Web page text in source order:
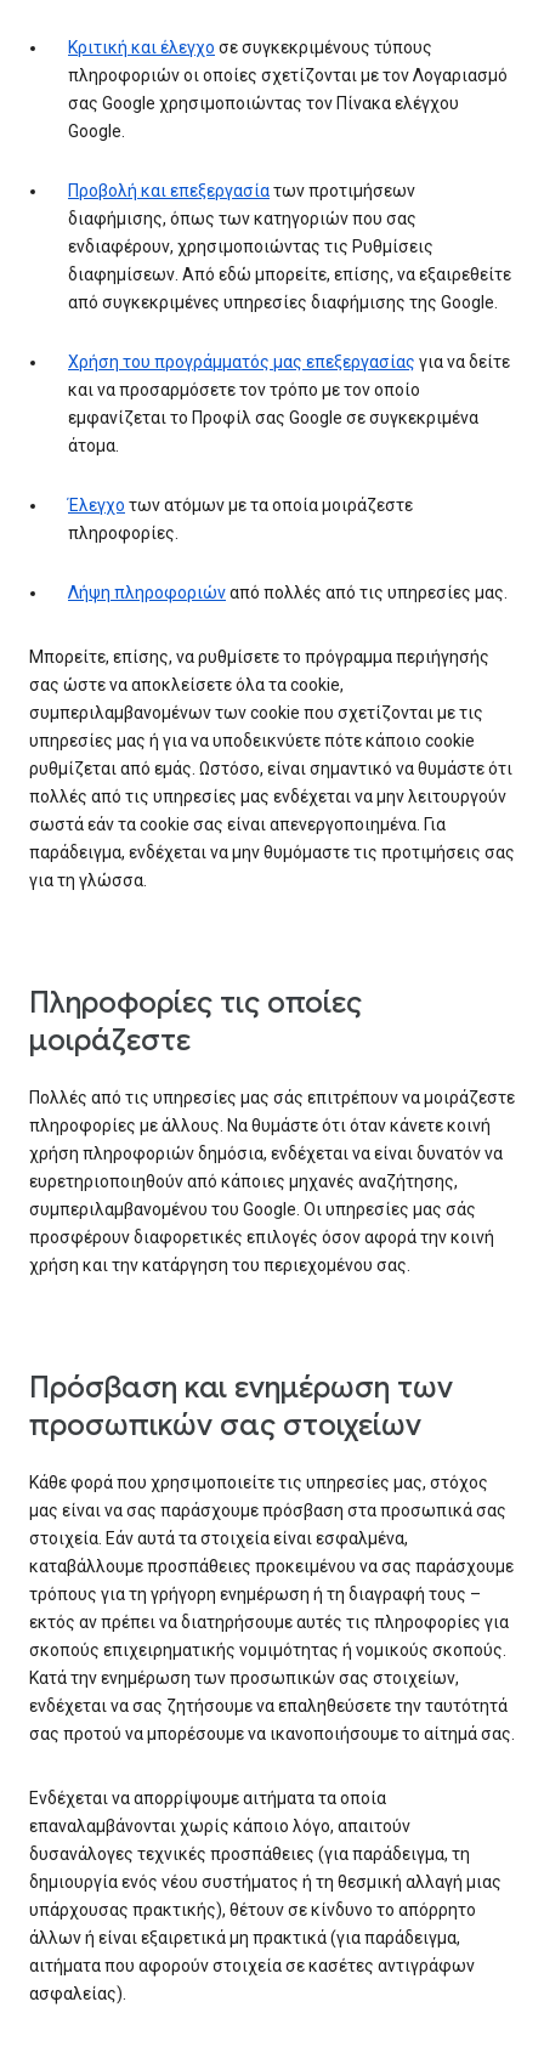
Κριτική και έλεγχο σε συγκεκριμένους τύπους
πληροφοριών οι οποίες σχετίζονται με τον Λογαριασμό
σας Google χρησιμοποιώντας τον Πίνακα ελέγχου
Google.
Προβολή και επεξεργασίατων προτιμήσεων
διαφήμισης, όπως των κατηγοριών που σας
ενδιαφέρουν, χρησιμοποιώντας τις Ρυθμίσεις
διαφημίσεων. Από εδώ μπορείτε, επίσης, να εξαιρεθείτε
από συγκεκριμένες υπηρεσίες διαφήμισης της Google.
Χρήση του προγράμματός μας επεξεργασίας για να δείτε
και να προσαρμόσετε τον τρόπο με τον οποίο
εμφανίζεται το Προφίλ σας Google σε συγκεκριμένα
άτομα.
Έλεγχο των ατόμων με τα οποία μοιράζεστε
πληροφορίες.
Λήψη πληροφοριώναπό πολλές από τις υπηρεσίες μας.
Μπορείτε, επίσης, να ρυθμίσετε το πρόγραμμα περιήγησής
σας ώστε να αποκλείσετε όλα τα cookie,
συμπεριλαμβανομένων των cookie που σχετίζονται με τις
υπηρεσίες μας ή για να υποδεικνύετε πότε κάποιο cookie
ρυθμίζεται από εμάς. Ωστόσο, είναι σημαντικό να θυμάστε ότι
πολλές από τις υπηρεσίες μας ενδέχεται να μην λειτουργούν
σωστά εάν τα cookie σας είναι απενεργοποιημένα. Για
παράδειγμα, ενδέχεται να μην θυμόμαστε τις προτιμήσεις σας
για τη γλώσσα.
Πληροφορίες τις οποίες
μοιράζεστε
Πολλές από τις υπηρεσίες μας σάς επιτρέπουν να μοιράζεστε
πληροφορίες με άλλους. Να θυμάστε ότι όταν κάνετε κοινή
χρήση πληροφοριών δημόσια, ενδέχεται να είναι δυνατόν να
ευρετηριοποιηθούν από κάποιες μηχανές αναζήτησης,
συμπεριλαμβανομένου του Google. Οι υπηρεσίες μας σάς
προσφέρουν διαφορετικές επιλογές όσον αφορά την κοινή
χρήση και την κατάργηση του περιεχομένου σας.
Πρόσβαση και ενημέρωση των
προσωπικών σας στοιχείων
Κάθε φορά που χρησιμοποιείτε τις υπηρεσίες μας, στόχος
μας είναι να σας παράσχουμε πρόσβαση στα προσωπικά σας
στοιχεία. Εάν αυτά τα στοιχεία είναι εσφαλμένα,
καταβάλλουμε προσπάθειες προκειμένου να σας παράσχουμε
τρόπους για τη γρήγορη ενημέρωση ή τη διαγραφή τους –
εκτός αν πρέπει να διατηρήσουμε αυτές τις πληροφορίες για
σκοπούς επιχειρηματικής νομιμότητας ή νομικούς σκοπούς.
Κατά την ενημέρωση των προσωπικών σας στοιχείων,
ενδέχεται να σας ζητήσουμε να επαληθεύσετε την ταυτότητά
σας προτού να μπορέσουμε να ικανοποιήσουμε το αίτημά σας.
Ενδέχεται να απορρίψουμε αιτήματα τα οποία
επαναλαμβάνονται χωρίς κάποιο λόγο, απαιτούν
δυσανάλογες τεχνικές προσπάθειες (για παράδειγμα, τη
δημιουργία ενός νέου συστήματος ή τη θεσμική αλλαγή μιας
υπάρχουσας πρακτικής), θέτουν σε κίνδυνο το απόρρητο
άλλων ή είναι εξαιρετικά μη πρακτικά (για παράδειγμα,
αιτήματα που αφορούν στοιχεία σε κασέτες αντιγράφων
ασφαλείας).